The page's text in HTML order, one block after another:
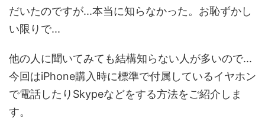
だいたのですが...本当に知らなかった。お恥ずかし
い限りで...
他の人に聞いてみても結構知らない人が多いので...
今回はiPhone購入時に標準で付属しているイヤホン
で電話したりSkypeなどをする方法をご紹介しま
す。